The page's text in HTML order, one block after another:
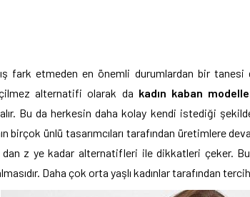
fark etmeden en önemli durumlardan bir tanesi
alternatifi olarak da kadın kaban
Bu da herkesin daha kolay kendi istediği
birçok ünlü tasarımcıları tarafından üretimlere
z ye kadar alternatifleri ile dikkatleri çeker.
Daha çok orta yaşlı kadınlar tarafından